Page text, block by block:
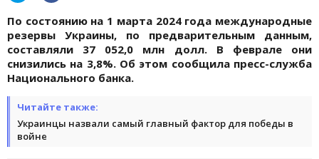
По состоянию на 1 марта 2024 года международные
резервы Украины, по предварительным данным,
составляли 37 052,0 млн долл. В феврале они
снизились на 3,8%. Об этом сообщила пресс-служба
Национального банка.
Читайте также:
Украинцы назвали самый главный фактор для победы в
войне